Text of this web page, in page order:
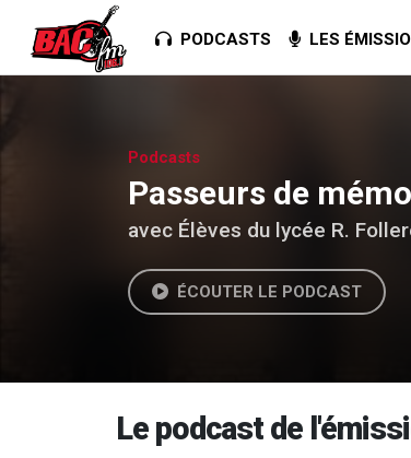
PODCASTS LES
Podcasts
Passeurs de
avec Élèves du lycée R.
ÉCOUTER LE PODCAST
Le podcast de